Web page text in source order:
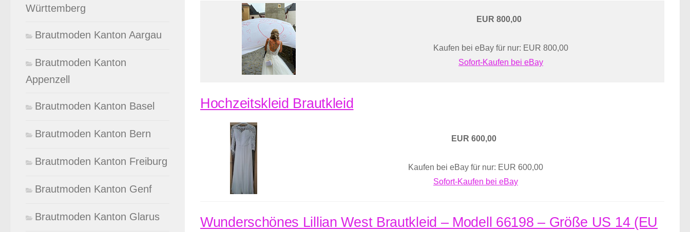
EUR 800,00
Kaufen bei eBay für nur: EUR 800,00
Sofort-Kaufen bei eBay
Hochzeitskleid Brautkleid
EUR 600,00
Kaufen bei eBay für nur: EUR 600,00
Sofort-Kaufen bei eBay
Wunderschönes Lillian West Brautkleid – Modell 66198 – Größe US 14 (EU
Württemberg
Brautmoden Kanton Aargau
Brautmoden Kanton
Appenzell
Brautmoden Kanton Basel
Brautmoden Kanton Bern
Brautmoden Kanton Freiburg
Brautmoden Kanton Genf
Brautmoden Kanton Glarus